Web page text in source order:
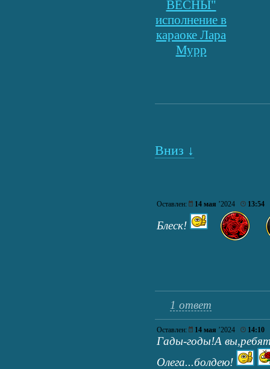
ВЕСНЫ"
исполнение в
караоке Лара
Мурр
Вниз ↓
Оставлен: 14 мая ’2024 13:54
Блеск!
1 ответ
Оставлен: 14 мая ’2024 14:10
Гады-годы!А
Олега...болдею!